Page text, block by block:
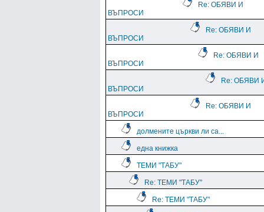
Re: ОБЯВИ И
ВЪПРОСИ
Re: ОБЯВИ И
ВЪПРОСИ
Re: ОБЯВИ И
ВЪПРОСИ
Re: ОБЯВИ
ВЪПРОСИ
Re: ОБЯВИ И
ВЪПРОСИ
долмените църкви ли са...
една книжка
ТЕМИ "ТАБУ"
Re: ТЕМИ "ТАБУ"
Re: ТЕМИ "ТАБУ"